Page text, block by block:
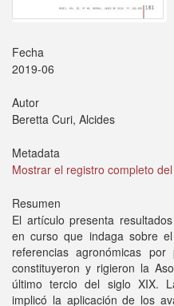
Fecha
2019-06
Autor
Beretta Curi, Alcides
Metadata
Mostrar el registro completo
Resumen
El artículo presenta
en curso que indaga sobre
referencias agronómicas
constituyeron y rigieron la
último tercio del siglo XIX.
implicó la aplicación de los